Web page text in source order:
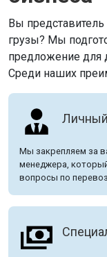
Вы
грузы? Мы
предложение для
Среди наших
Мы закрепляем за
менеджера,
вопросы по